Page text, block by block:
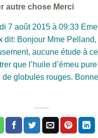
autre chose Merci
7 août 2015 à 09:33
dit: Bonjour Mme Pelland,
aucune étude à ce
que l’huile d’émeu
de globules rouges.